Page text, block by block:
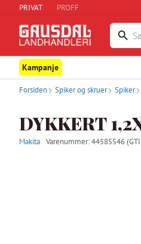
PRIVAT PROFF
Kampanje
Forsiden Spiker og skruer Spiker
DYKKERT
Makita Varenummer:44585546